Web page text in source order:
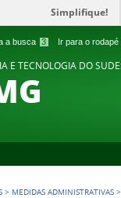
a busca 3 Ir para o rodapé
Simplifique!
E TECNOLOGIA DO
> MEDIDAS ADMINISTRATIVAS >